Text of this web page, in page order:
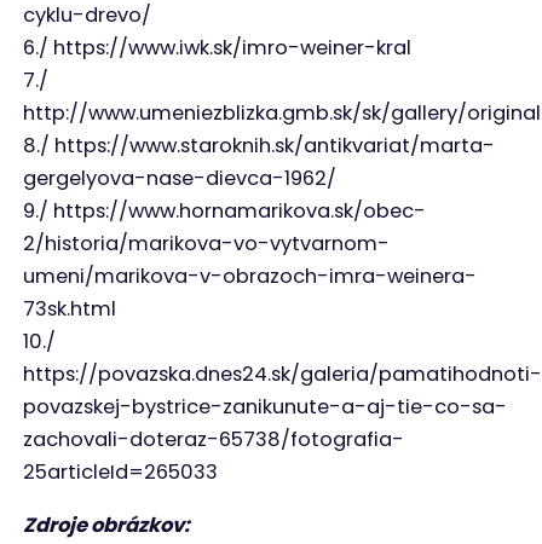
cyklu-drevo/
6./ https://www.iwk.sk/imro-weiner-kral
7./
http://www.umeniezblizka.gmb.sk/sk/gallery/
8./ https://www.staroknih.sk/antikvariat/marta-
gergelyova-nase-dievca-1962/
9./ https://www.hornamarikova.sk/obec-
2/historia/marikova-vo-vytvarnom-
umeni/marikova-v-obrazoch-imra-weinera-
73sk.html
10./
https://povazska.dnes24.sk/galeria/pamatihodnoti-
povazskej-bystrice-zanikunute-a-aj-tie-co-sa-
zachovali-doteraz-65738/fotografia-
25articleId=265033
Zdroje obrázkov: